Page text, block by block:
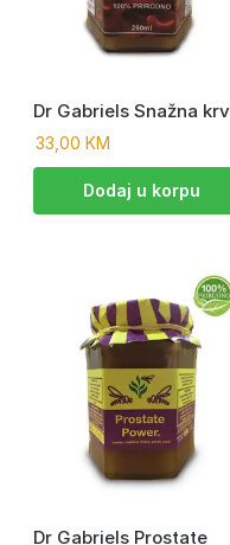
Dr Gabriels Snažna krv
33,00 KM
Dodaj u korpu
Dr Gabriels Prostate